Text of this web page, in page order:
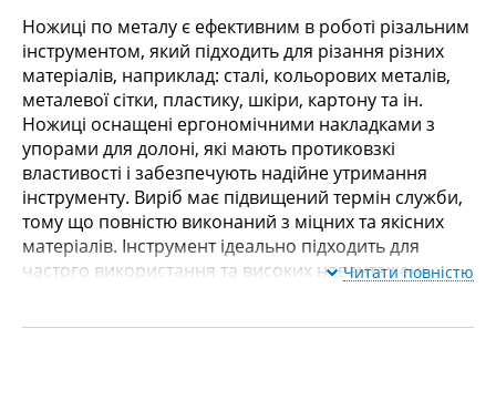
Ножиці по металу є ефективним в роботі різальним
інструментом, який підходить для різання різних
матеріалів, наприклад: сталі, кольорових металів,
металевої сітки, пластику, шкіри, картону та ін.
Ножиці оснащені ергономічними накладками з
упорами для долоні, які мають протиковзкі
властивості і забезпечують надійне утримання
інструменту. Виріб має підвищений термін служби,
тому що повністю виконаний з міцних та якісних
матеріалів. Інструмент ідеально підходить для
частого використання та високих навантажень.
Читати повністю